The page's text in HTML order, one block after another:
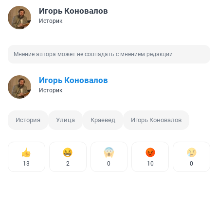
Игорь Коновалов
Историк
Мнение автора может не совпадать с мнением редакции
Игорь Коновалов
Историк
История Улица Краевед Игорь Коновалов
13 2 0 10 0